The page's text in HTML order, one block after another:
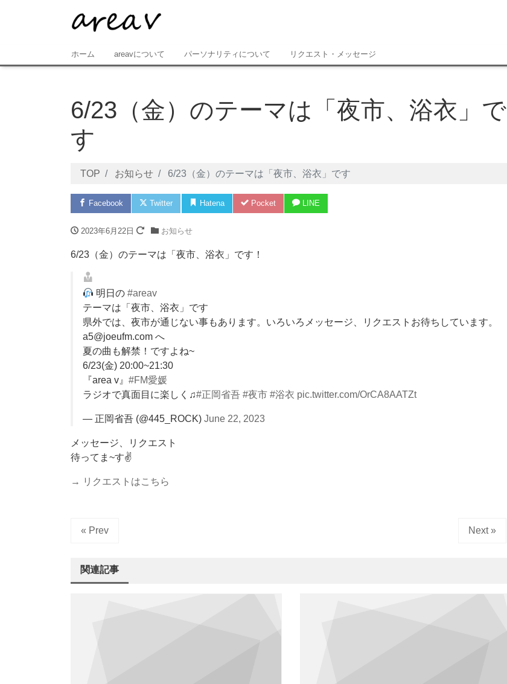
ホーム areavについて パーソナリティについて リクエスト・メッセージ
6/23（金）のテーマは「夜市、浴衣」で
す
TOP お知らせ 6/23（金）のテーマは「夜市、浴衣」です
Facebook Twitter Hatena Pocket LINE
2023年6月22日 お知らせ
6/23（金）のテーマは「夜市、浴衣」です！
明日の#areav
テーマは「夜市、浴衣」です
県外では、夜市が通じない事もあります。いろいろメッセージ、リクエストお待ちしています。
a5@joeufm.com へ
夏の曲も解禁！ですよね~
6/23(金) 20:00~21:30
『area v』 #FM愛媛
ラジオで真面目に楽しく♫#正岡省吾 #夜市 #浴衣 pic.twitter.com/OrCA8AATZt
— 正岡省吾 (@445_ROCK) June 22, 2023
メッセージ、リクエスト
待ってま~す✌️
→ リクエストはこちら
« Prev Next »
関連記事